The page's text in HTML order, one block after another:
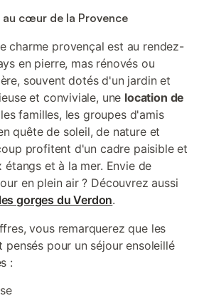
au cœur de la Provence
charme provençal est au rendez-
en pierre, mas rénovés ou
souvent dotés d'un jardin et
et conviviale, une location de
familles, les groupes d'amis
quête de soleil, de nature et
profitent d'un cadre paisible et
et à la mer. Envie de
en plein air ? Découvrez aussi
gorges du Verdon.
vous remarquerez que les
pour un séjour ensoleillé
: